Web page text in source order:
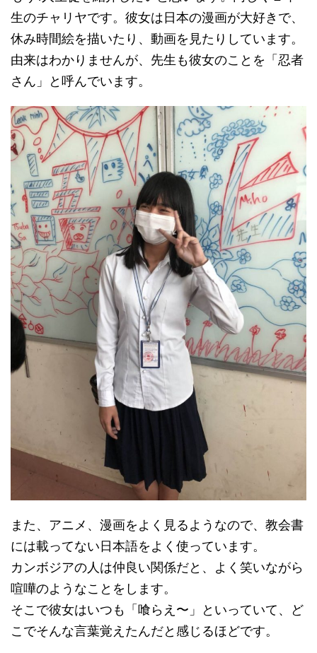
生のチャリヤです。彼女は日本の漫画が大好きで、
休み時間絵を描いたり、動画を見たりしています。
由来はわかりませんが、先生も彼女のことを「忍者
さん」と呼んでいます。
また、アニメ、漫画をよく見るようなので、教会書
には載ってない日本語をよく使っています。
カンボジアの人は仲良い関係だと、よく笑いながら
喧嘩のようなことをします。
そこで彼女はいつも「喰らえ〜」といっていて、ど
こでそんな言葉覚えたんだと感じるほどです。